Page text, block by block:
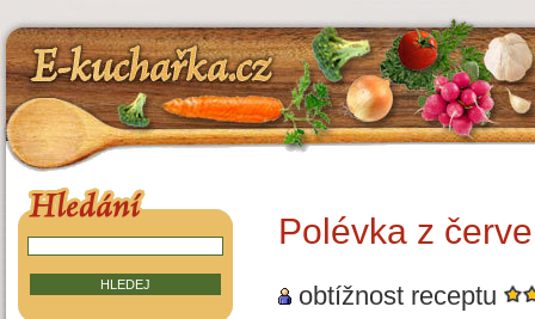
E-kuchařka.cz
Polévka z
obtížnost receptu
HLEDÁNÍ V RECEPTECH